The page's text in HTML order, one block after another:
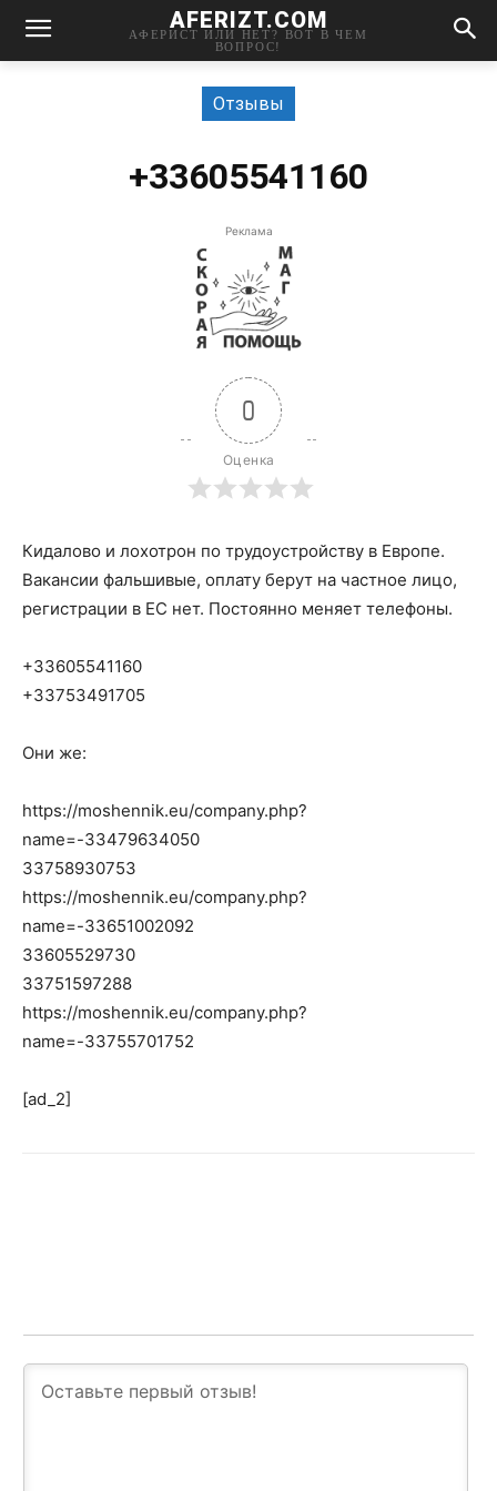
AFERIZT.COM
АФЕРИСТ ИЛИ НЕТ? ВОТ В ЧЕМ
ВОПРОС!
Отзывы
+33605541160
Реклама
0
Оценка
Кидалово и лохотрон по трудоустройству в Европе.
Вакансии фальшивые, оплату берут на частное лицо,
регистрации в ЕС нет. Постоянно меняет телефоны.
+33605541160
+33753491705
Они же:
https://moshennik.eu/company.php?
name=-33479634050
33758930753
https://moshennik.eu/company.php?
name=-33651002092
33605529730
33751597288
https://moshennik.eu/company.php?
name=-33755701752
[ad_2]